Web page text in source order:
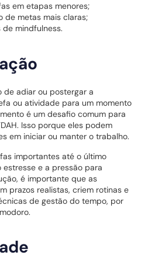
em etapas menores;
de metas mais claras;
mindfulness.
de adiar ou postergar a
ou atividade para um momento
é um desafio comum para
Isso porque eles podem
em iniciar ou manter o trabalho.
importantes até o último
estresse e a pressão para
é importante que as
prazos realistas, criem rotinas e
de gestão do tempo, por